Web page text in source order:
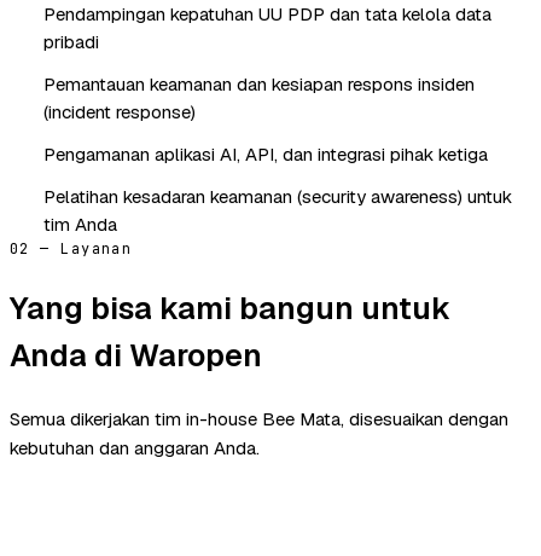
Pendampingan kepatuhan UU PDP dan tata kelola data
pribadi
Pemantauan keamanan dan kesiapan respons insiden
(incident response)
Pengamanan aplikasi AI, API, dan integrasi pihak ketiga
Pelatihan kesadaran keamanan (security awareness) untuk
tim Anda
02 — Layanan
Yang bisa kami bangun untuk
Anda di Waropen
Semua dikerjakan tim in-house Bee Mata, disesuaikan dengan
kebutuhan dan anggaran Anda.